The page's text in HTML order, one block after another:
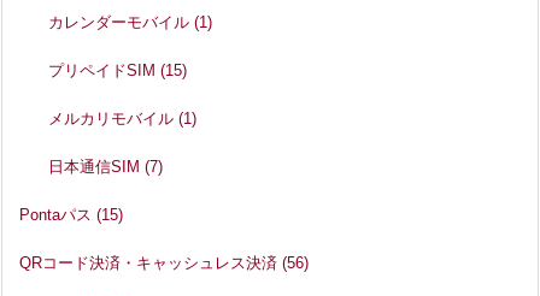
カレンダーモバイル(1)
プリペイドSIM(15)
メルカリモバイル(1)
日本通信SIM(7)
Pontaパス (15)
QRコード決済・キャッシュレス決済 (56)